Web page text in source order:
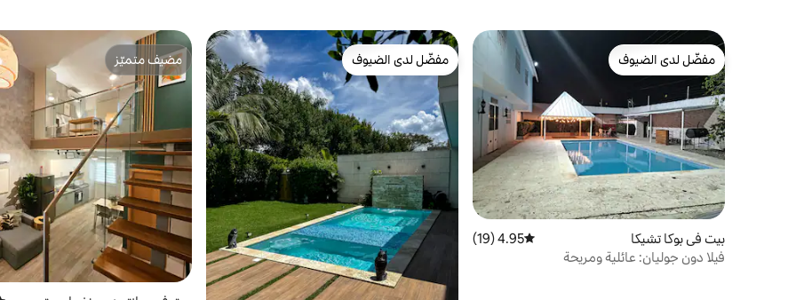
مفضّل لدى الضيوف
مفضّل لدى الضيوف
بيت في بوكا تشيكا متوسط التقييم 4.95 من 5، 19 مراجعات
4.95 (19)
فيلا دون جوليان: عائلية ومريحة
مفضّل لدى الضيوف
مفضّل لدى الضيوف
مضيف متميّز
مضيف متميّز